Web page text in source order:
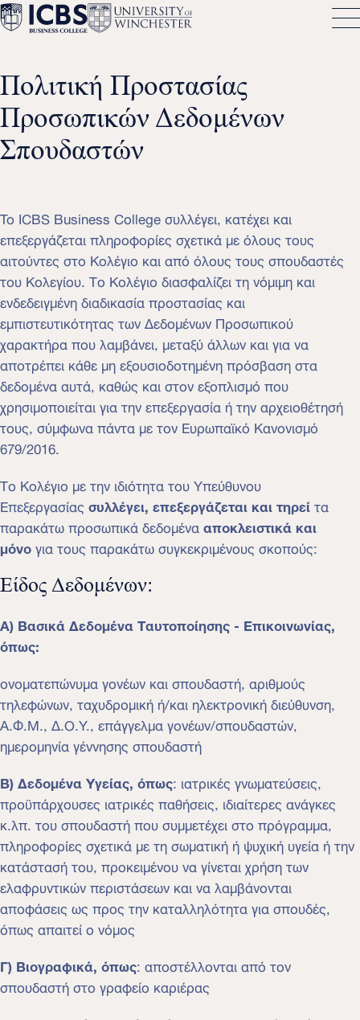
Πολιτική Προστασίας
Προσωπικών Δεδομένων
Σπουδαστών
To ICBS Business College συλλέγει, κατέχει και
επεξεργάζεται πληροφορίες σχετικά με όλους τους
αιτούντες στο Κολέγιο και από όλους τους σπουδαστές
του Κολεγίου. Το Κολέγιο διασφαλίζει τη νόμιμη και
ενδεδειγμένη διαδικασία προστασίας και
εμπιστευτικότητας των Δεδομένων Προσωπικού
χαρακτήρα που λαμβάνει, μεταξύ άλλων και για να
αποτρέπει κάθε μη εξουσιοδοτημένη πρόσβαση στα
δεδομένα αυτά, καθώς και στον εξοπλισμό που
χρησιμοποιείται για την επεξεργασία ή την αρχειοθέτησή
τους, σύμφωνα πάντα με τον Ευρωπαϊκό Κανονισμό
679/2016.
Το Κολέγιο με την ιδιότητα του Υπεύθυνου
Επεξεργασίαςσυλλέγει, επεξεργάζεται και τηρείτα
παρακάτω προσωπικά δεδομένααποκλειστικά και
μόνογια τους παρακάτω συγκεκριμένους σκοπούς:
Είδος Δεδομένων:
Α) Βασικά Δεδομένα Ταυτοποίησης - Επικοινωνίας,
όπως:
ονοματεπώνυμα γονέων και σπουδαστή, αριθμούς
τηλεφώνων, ταχυδρομική ή/και ηλεκτρονική διεύθυνση,
Α.Φ.Μ., Δ.Ο.Υ., επάγγελμα γονέων/σπουδαστών,
ημερομηνία γέννησης σπουδαστή
Β)Δεδομένα Υγείας, όπως: ιατρικές γνωματεύσεις,
προϋπάρχουσες ιατρικές παθήσεις, ιδιαίτερες ανάγκες
κ.λπ. του σπουδαστή που συμμετέχει στο πρόγραμμα,
πληροφορίες σχετικά με τη σωματική ή ψυχική υγεία ή την
κατάστασή του, προκειμένου να γίνεται χρήση των
ελαφρυντικών περιστάσεων και να λαμβάνονται
αποφάσεις ως προς την καταλληλότητα για σπουδές,
όπως απαιτεί ο νόμος
Γ) Βιογραφικά, όπως: αποστέλλονται από τον
σπουδαστή στο γραφείο καριέρας